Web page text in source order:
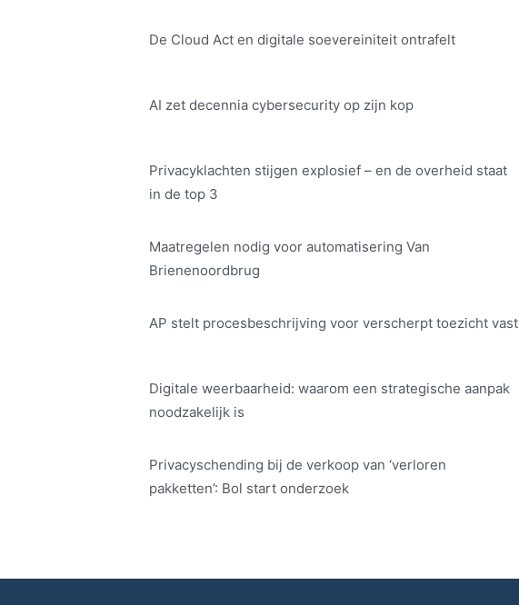
De Cloud Act en digitale soe­ve­rei­ni­teit ontrafelt
AI zet decennia cybersecurity op zijn kop
Privacyklachten stijgen explosief – en de overheid staat
in de top 3
Maatregelen nodig voor automatisering Van
Brienenoordbrug
AP stelt procesbeschrijving voor verscherpt toezicht vast
Digitale weerbaarheid: waarom een strategische aanpak
noodzakelijk is
Privacyschending bij de verkoop van ‘verloren
pakketten’: Bol start onderzoek